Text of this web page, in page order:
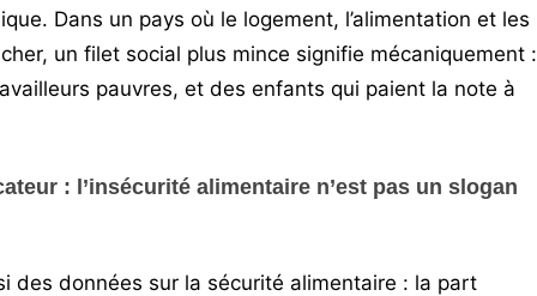
Dans un pays où le logement, l’alimentation et les
un filet social plus mince signifie mécaniquement :
pauvres, et des enfants qui paient la note à
: l’insécurité alimentaire n’est pas un slogan
des données sur la sécurité alimentaire : la part